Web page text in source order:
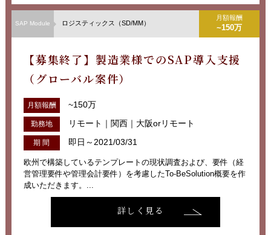
SAP Module ロジスティックス（SD/MM）
月額報酬
~150万
【募集終了】製造業様でのSAP導入支援
（グローバル案件）
月額報酬 ~150万
勤務地 リモート｜関西｜大阪orリモート
期 間 即日～2021/03/31
欧州で構築しているテンプレートの現状調査および、要件（経
営管理要件や管理会計要件）を考慮したTo-BeSolution概要を作
成いただきます。...
詳しく見る